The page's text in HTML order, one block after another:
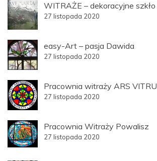
WITRAŻE – dekoracyjne
27 listopada 2020
easy-Art – pasja Dawida
27 listopada 2020
Pracownia witraży ARS
27 listopada 2020
Pracownia Witraży Powalisz
27 listopada 2020